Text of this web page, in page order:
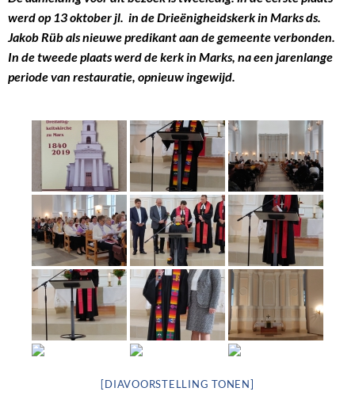
werd op 13 oktober jl. in de Drieënigheidskerk in Marks ds.
Jakob Rüb als nieuwe predikant aan de gemeente verbonden.
In de tweede plaats werd de kerk in Marks, na een jarenlange
periode van restauratie, opnieuw ingewijd.
[DIAVOORSTELLING TONEN]